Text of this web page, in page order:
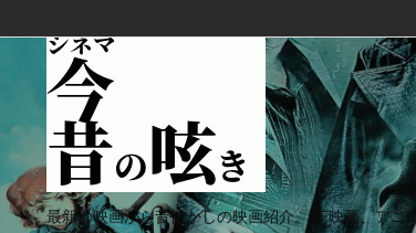
最新の映画から昔懐かしの映画紹介。SF映画、アニ